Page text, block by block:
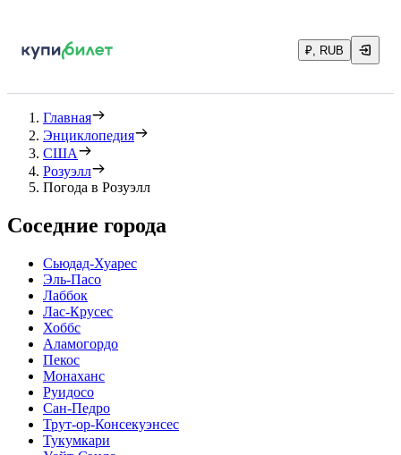
₽, RUB
Главная
Энциклопедия
США
Розуэлл
Погода в Розуэлл
Соседние города
Сьюдад-Хуарес
Эль-Пасо
Лаббок
Лас-Крусес
Хоббс
Аламогордо
Пекос
Монаханс
Руидосо
Сан-Педро
Трут-ор-Консекуэнсес
Тукумкари